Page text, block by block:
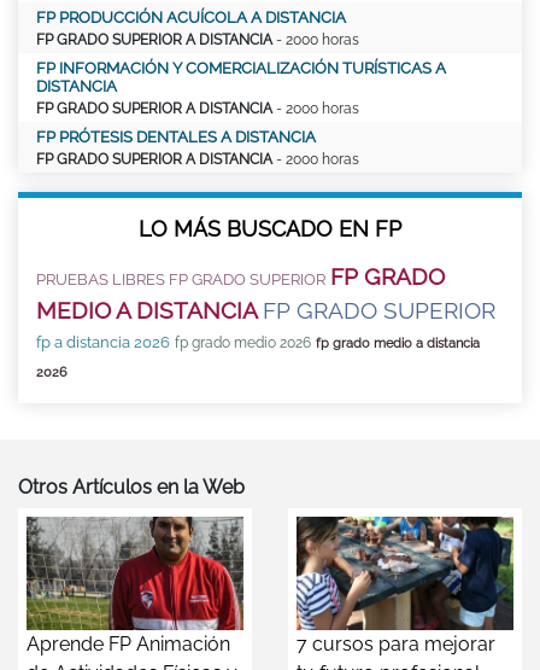
FP PRODUCCIÓN ACUÍCOLA A DISTANCIA
FP GRADO SUPERIOR A DISTANCIA- 2000 horas
FP INFORMACIÓN Y COMERCIALIZACIÓN TURÍSTICAS A
DISTANCIA
FP GRADO SUPERIOR A DISTANCIA- 2000 horas
FP PRÓTESIS DENTALES A DISTANCIA
FP GRADO SUPERIOR A DISTANCIA- 2000 horas
LO MÁS BUSCADO EN FP
PRUEBAS LIBRES FP GRADO SUPERIOR FP GRADO
MEDIO A DISTANCIA FP GRADO SUPERIOR
fp a distancia 2026 fp grado medio 2026 fp grado medio a distancia
2026
Otros Artículos en la Web
Aprende FP Animación
7 cursos para mejorar